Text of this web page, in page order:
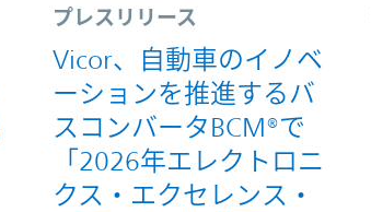
プレスリリース
Vicor、自動車のイノベ
ーションを推進するバ
スコンバータBCM®で
「2026年エレクトロニ
クス・エクセレンス・